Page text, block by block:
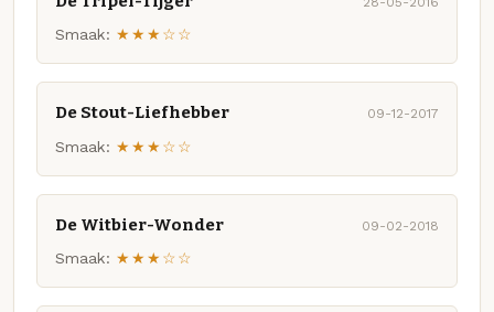
Smaak: ★★★☆☆
De Stout-Liefhebber 09-12-2017
Smaak: ★★★☆☆
De Witbier-Wonder 09-02-2018
Smaak: ★★★☆☆